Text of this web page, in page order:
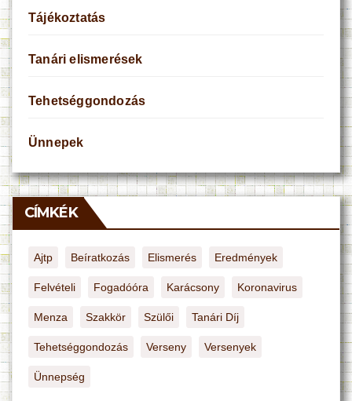
Tájékoztatás
Tanári elismerések
Tehetséggondozás
Ünnepek
CÍMKÉK
Ajtp Beíratkozás Elismerés Eredmények
Felvételi Fogadóóra Karácsony Koronavirus
Menza Szakkör Szülői Tanári Díj
Tehetséggondozás Verseny Versenyek
Ünnepség